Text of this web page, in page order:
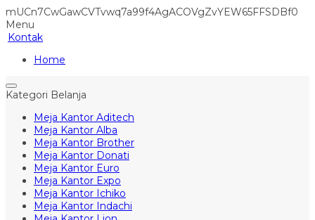
mUCn7CwGawCVTvwq7a99f4AgACOVgZvYEW65FFSDBf0
Menu
Kontak
Home
Kategori Belanja
Meja Kantor Aditech
Meja Kantor Alba
Meja Kantor Brother
Meja Kantor Donati
Meja Kantor Euro
Meja Kantor Expo
Meja Kantor Ichiko
Meja Kantor Indachi